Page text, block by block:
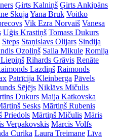
Ģirts Kalniņš Ģirts Ankipāns
Skuja Yana Bruk Voitko
Vik Ezra Norvaiš Vanesa
Uģis Krastiņš Tomass Dukurs
Steps Staņislavs Olijars Sindija
Ozoliņš Saila Mikule Romija
Rihards Grāvis Renāte
Lazdiņš Raimonds
Patrīcija Kleinberga Pāvels
Sējējs Niklāvs Mičulis
Dukurs Maija Katkovska
Sesks Mārtiņš Rubenis
Priedols Mārtiņš Mičulis Māris
Verpakovskis Mārcis Volfs
Curika Laura Treimane Līva